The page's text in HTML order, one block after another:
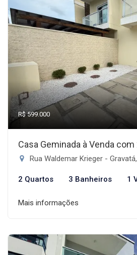
R$ 599.000
Casa Geminada à Venda
Rua Waldemar Krieger -
2 Quartos 3 Banheiros 1
Mais informações